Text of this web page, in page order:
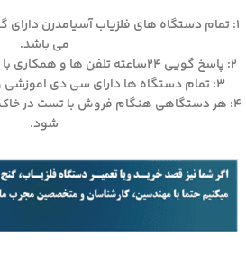
۱: تمام دستگاه های فلزیاب آسیامدرن
می باشد.
۲: پاسخ گویی ۲۴ساعته تلفن ها و همکاری با مشتری ها در همه زمینه ها.
۳: تمام دستگاه ها دارای سی دی اموزشی و دفترچه فارسی می باشد.
۴: هر دستگاهی هنگام فروش با تست در
شود.